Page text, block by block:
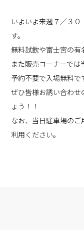
いよいよ来週７／３
す。
無料試飲や富士宮の有
また販売コーナーでは
予約不要で入場無料で
ぜひ皆様お誘い合わ
ょう！！
なお、当日駐車場の
利用ください。